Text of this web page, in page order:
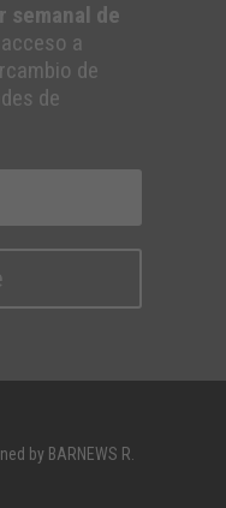
semanal de
a
de
de
by BARNEWS R.